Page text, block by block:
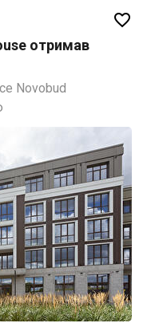
отримав
Novobud
